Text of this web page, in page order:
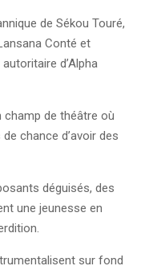
de Sékou Touré,
Conté et
d’Alpha
champ de théâtre où
chance d’avoir des
déguisés, des
une jeunesse en
sur fond